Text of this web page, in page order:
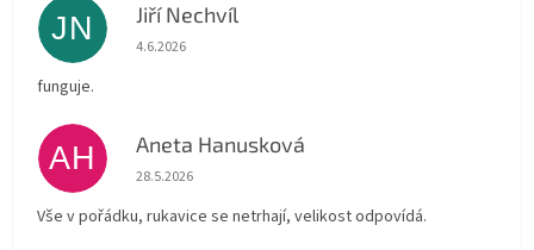
JN Jiří Nechvíl
Hodnocení obchodu je 5 z 5 hvězdiček.
4.6.2026
funguje.
AH Aneta Hanusková
Hodnocení obchodu je 5 z 5 hvězdiček.
28.5.2026
Vše v pořádku, rukavice se netrhají, velikost odpovídá.